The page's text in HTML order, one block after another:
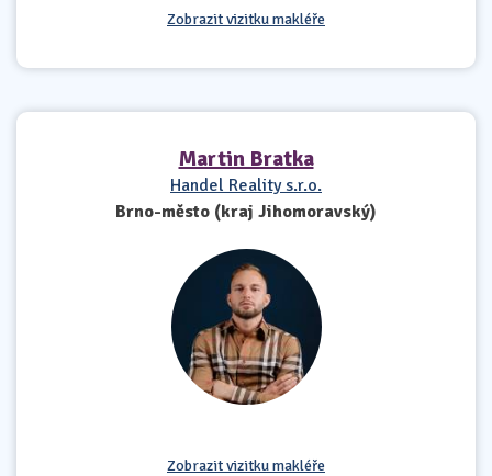
Zobrazit vizitku makléře
Martin Bratka
Handel Reality s.r.o.
Brno-město (kraj Jihomoravský)
Zobrazit vizitku makléře